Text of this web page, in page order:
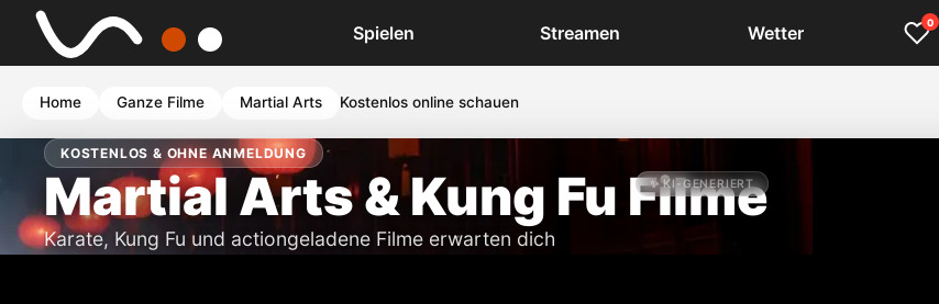
Spielen Streamen Wetter 0
Home Ganze Filme Martial Arts Kostenlos online schauen
✨ KI-GENERIERT
KOSTENLOS & OHNE ANMELDUNG
Martial Arts & Kung Fu Filme
Karate, Kung Fu und actiongeladene Filme erwarten dich